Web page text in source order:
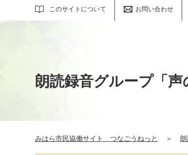
このサイトについて お問い合わせ
サイト内検索
朗読録音グループ「声
みはら市民協働サイト つなごうねっと ＞ 朗